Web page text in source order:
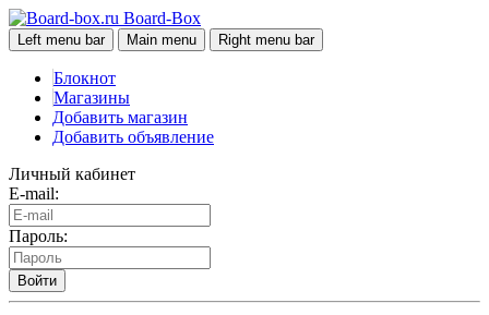
Board-Box
Left menu bar Main menu Right menu bar
Блокнот
Магазины
Добавить магазин
Добавить объявление
Личный кабинет
E-mail:
Пароль:
Войти